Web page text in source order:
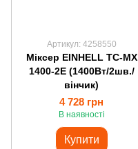
Артикул: 4258550
Міксер EINHELL TC-MX
1400-2E (1400Вт/2шв./
вінчик)
4 728 грн
В наявності
Купити